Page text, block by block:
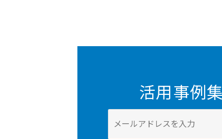
活用事例集